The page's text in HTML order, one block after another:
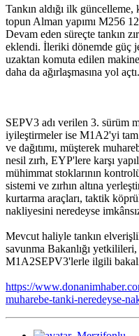
Tankın aldığı ilk
topun Alman yapımı M256
Devam eden süreçte tankın
eklendi. İleriki dönemde güç
uzaktan komuta edilen
daha da ağırlaşmasına yol açtı.
SEPV3 adı verilen 3. sürüm
iyileştirmeler ise M1A2'yi tam
ve dağıtımı, müşterek
nesil zırh, EYP'lere karşı
mühimmat stoklarının
sistemi ve zırhın altına
kurtarma araçları, taktik
nakliyesini neredeyse
Mevcut haliyle tankın
savunma Bakanlığı
M1A2SEPV3'lerle ilgili
https://
muharebe-tanki-neredeyse-